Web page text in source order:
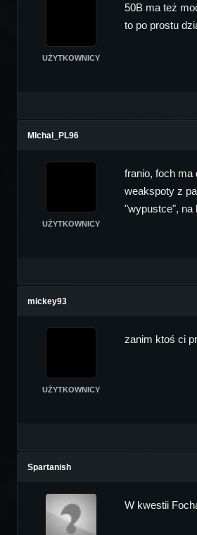
UŻYTKOWNICY
50B ma też
to po prostu
MIchal_PL96
UŻYTKOWNICY
franio, foch ma
weakspoty z
"wypustce", na
mickey93
UŻYTKOWNICY
zanim ktoś ci
Spartanish
W kwestii